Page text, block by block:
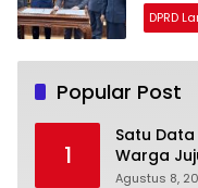
DPRD
Popular Post
1
Satu
Warga
Agustus 8,